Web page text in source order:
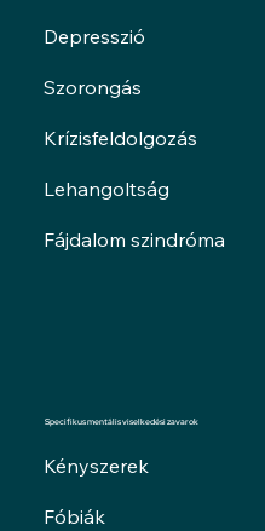
Depresszió
Szorongás
Krízisfeldolgozás
Lehangoltság
Fájdalom szindróma
Specifikus mentális viselkedési zavarok
Kényszerek
Fóbiák